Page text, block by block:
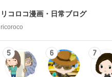
リコロコ漫画・日常ブログ
ricoroco
5 6 7